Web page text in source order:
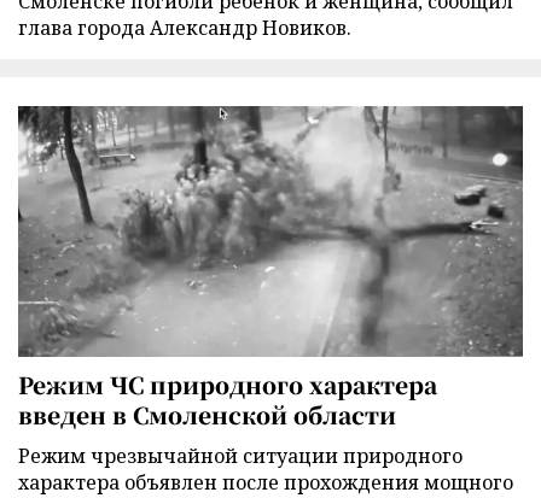
глава города Александр Новиков.
Режим ЧС природного характера
введен в Смоленской области
Режим чрезвычайной ситуации природного
характера объявлен после прохождения мощного